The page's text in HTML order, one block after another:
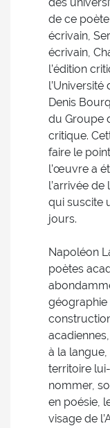
de ce
écrivain,
écrivain,
l’édition
Denis
du Groupe
critique.
faire le
l’œuvre a
l’arrivée
qui suscite
jours.
Napoléon
poètes
géographie
à la langue,
territoire
nommer,
en poésie,
visage de